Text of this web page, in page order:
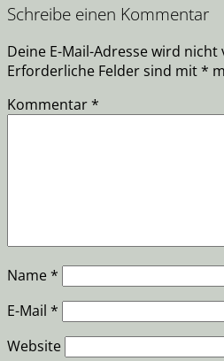
Schreibe einen Kommentar
Deine E-Mail-Adresse wird
Erforderliche Felder sind mit*
Kommentar*
Name*
E-Mail *
Website